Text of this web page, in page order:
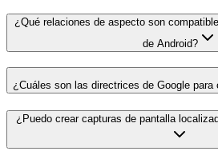
¿Qué relaciones de aspecto son
de Android?
¿Cuáles son las directrices de Google para
¿Puedo crear capturas de pantalla